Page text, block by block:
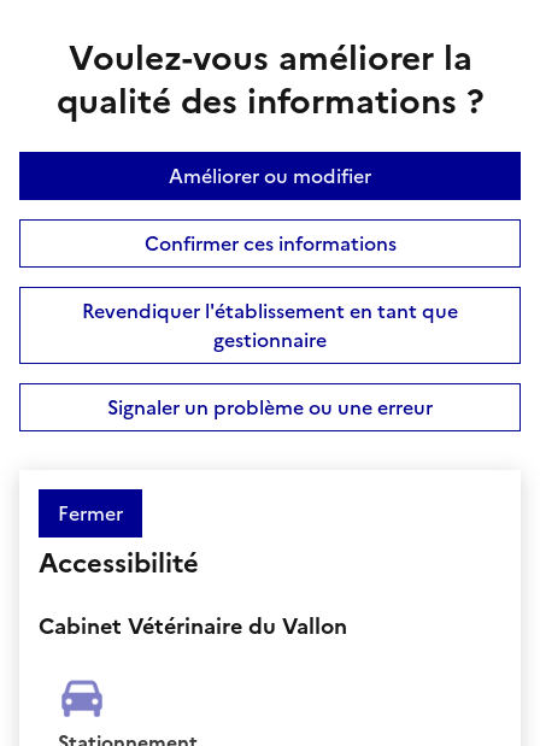
Voulez-vous améliorer la
qualité des informations ?
Améliorer ou modifier
Confirmer ces informations
Revendiquer l'établissement en tant que
gestionnaire
Signaler un problème ou une erreur
Fermer
Accessibilité
Cabinet Vétérinaire du Vallon